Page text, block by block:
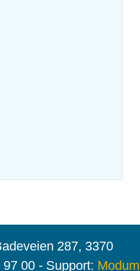
287, 3370
00 - Support: Modum